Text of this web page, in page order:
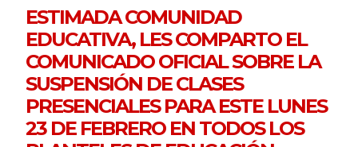
ESTIMADA COMUNIDAD
EDUCATIVA, LES COMPARTO EL
COMUNICADO OFICIAL SOBRE LA
SUSPENSIÓN DE CLASES
PRESENCIALES PARA ESTE LUNES
23 DE FEBRERO EN TODOS LOS